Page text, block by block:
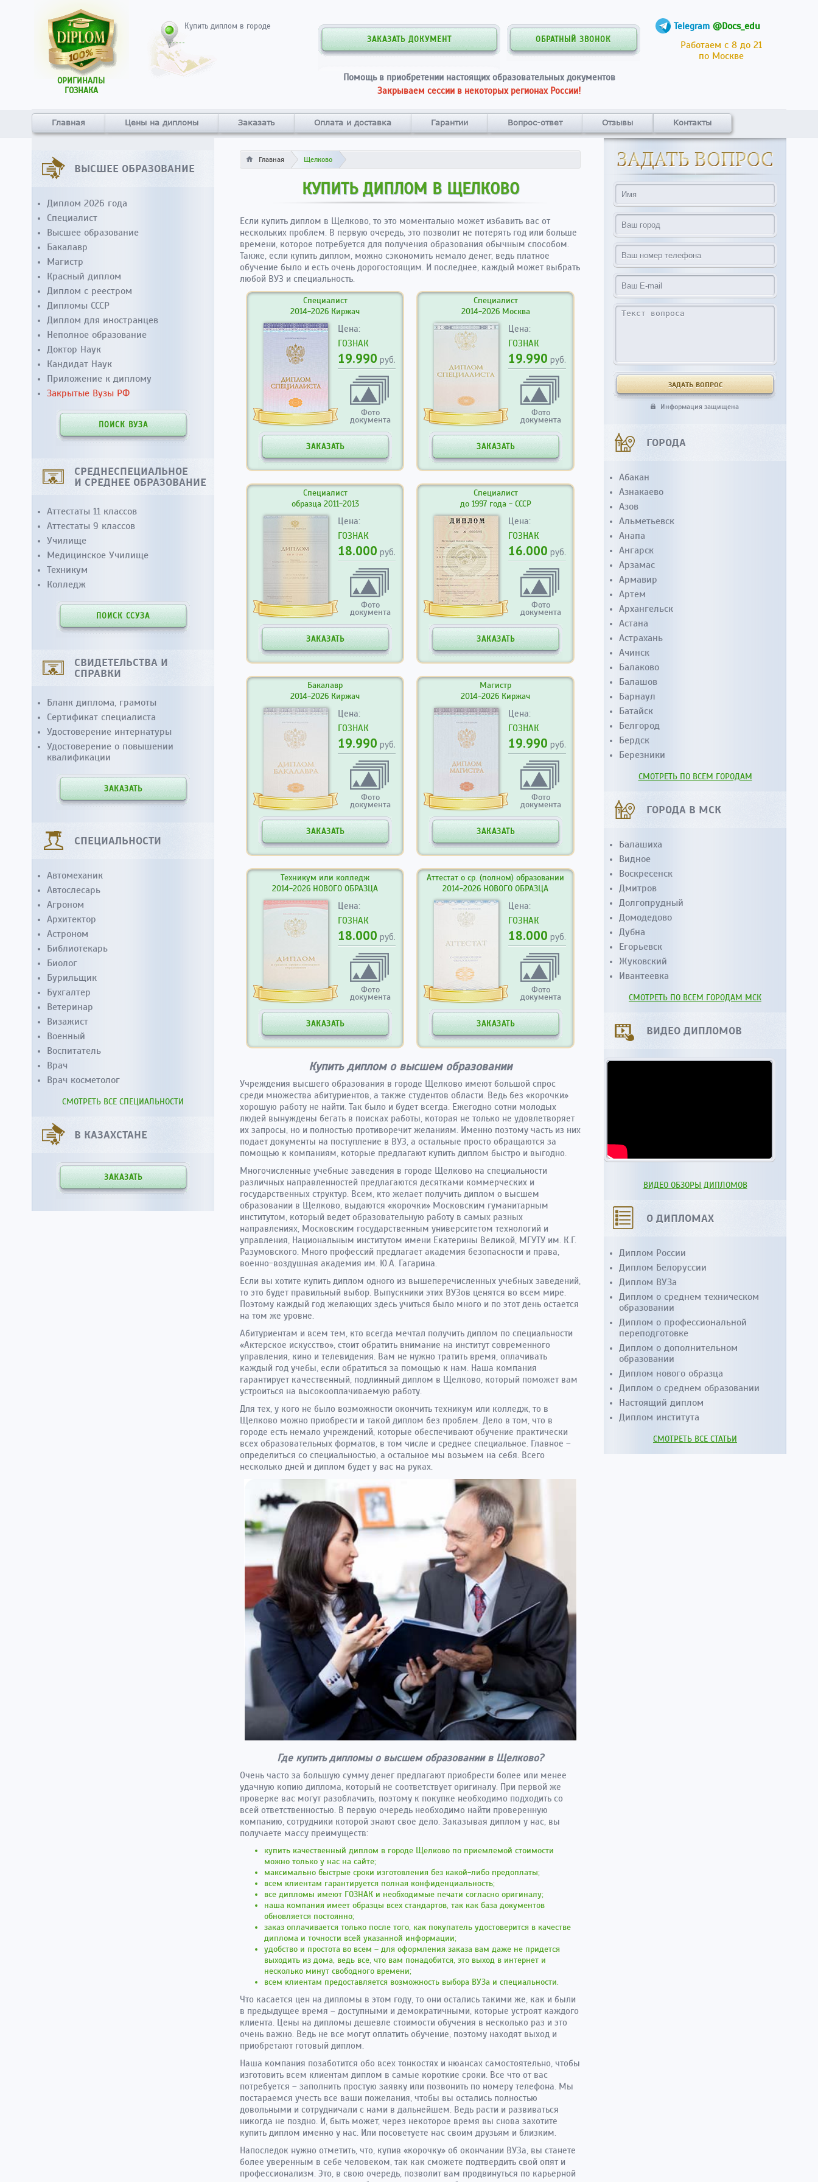
ОРИГИНАЛЫ
ГОЗНАКА
Купить диплом в городе Telegram @Docs_edu
Работаем с 8 до 21
по Москве
ЗАКАЗАТЬ ДОКУМЕНТ ОБРАТНЫЙ ЗВОНОК
Помощь в приобретении настоящих образовательных документов
Закрываем сессии в некоторых регионах России!
Главная Цены на дипломы Заказать Оплата и доставка Гарантии Вопрос-ответ Отзывы Контакты
Главная Щелково
КУПИТЬ ДИПЛОМ В ЩЕЛКОВО
Если купить диплом в Щелково, то это моментально может избавить вас от
нескольких проблем. В первую очередь, это позволит не потерять год или больше
времени, которое потребуется для получения образования обычным способом.
Также, если купить диплом, можно сэкономить немало денег, ведь платное
обучение было и есть очень дорогостоящим. И последнее, каждый может выбрать
любой ВУЗ и специальность.
Специалист
2014-2026 Киржач
Цена:
ГОЗНАК
19.990 руб.
Фото
документа
ЗАКАЗАТЬ
Специалист
2014-2026 Москва
Цена:
ГОЗНАК
19.990 руб.
Фото
документа
ЗАКАЗАТЬ
Специалист
образца 2011-2013
Цена:
ГОЗНАК
18.000 руб.
Фото
документа
ЗАКАЗАТЬ
Специалист
до 1997 года - СССР
Цена:
ГОЗНАК
16.000 руб.
Фото
документа
ЗАКАЗАТЬ
Бакалавр
2014-2026 Киржач
Цена:
ГОЗНАК
19.990 руб.
Фото
документа
ЗАКАЗАТЬ
Магистр
2014-2026 Киржач
Цена:
ГОЗНАК
19.990 руб.
Фото
документа
ЗАКАЗАТЬ
Техникум или колледж
2014-2026 НОВОГО ОБРАЗЦА
Цена:
ГОЗНАК
18.000 руб.
Фото
документа
ЗАКАЗАТЬ
Аттестат о ср. (полном) образовании
2014-2026 НОВОГО ОБРАЗЦА
Цена:
ГОЗНАК
18.000 руб.
Фото
документа
ЗАКАЗАТЬ
Купить диплом о высшем образовании
Учреждения высшего образования в городе Щелково имеют большой спрос
среди множества абитуриентов, а также студентов области. Ведь без «корочки»
хорошую работу не найти. Так было и будет всегда. Ежегодно сотни молодых
людей вынуждены бегать в поисках работы, которая не только не удовлетворяет
их запросы, но и полностью противоречит желаниям. Именно поэтому часть из них
подает документы на поступление в ВУЗ, а остальные просто обращаются за
помощью к компаниям, которые предлагают купить диплом быстро и выгодно.
Многочисленные учебные заведения в городе Щелково на специальности
различных направленностей предлагаются десятками коммерческих и
государственных структур. Всем, кто желает получить диплом о высшем
образовании в Щелково, выдаются «корочки» Московским гуманитарным
институтом, который ведет образовательную работу в самых разных
направлениях, Московским государственным университетом технологий и
управления, Национальным институтом имени Екатерины Великой, МГУТУ им. К.Г.
Разумовского. Много профессий предлагает академия безопасности и права,
военно-воздушная академия им. Ю.А. Гагарина.
Если вы хотите купить диплом одного из вышеперечисленных учебных заведений,
то это будет правильный выбор. Выпускники этих ВУЗов ценятся во всем мире.
Поэтому каждый год желающих здесь учиться было много и по этот день остается
на том же уровне.
Абитуриентам и всем тем, кто всегда мечтал получить диплом по специальности
«Актерское искусство», стоит обратить внимание на институт современного
управления, кино и телевидения. Вам не нужно тратить время, оплачивать
каждый год учебы, если обратиться за помощью к нам. Наша компания
гарантирует качественный, подлинный диплом в Щелково, который поможет вам
устроиться на высокооплачиваемую работу.
Для тех, у кого не было возможности окончить техникум или колледж, то в
Щелково можно приобрести и такой диплом без проблем. Дело в том, что в
городе есть немало учреждений, которые обеспечивают обучение практически
всех образовательных форматов, в том числе и среднее специальное. Главное –
определиться со специальностью, а остальное мы возьмем на себя. Всего
несколько дней и диплом будет у вас на руках.
Где купить дипломы о высшем образовании в Щелково?
Очень часто за большую сумму денег предлагают приобрести более или менее
удачную копию диплома, который не соответствует оригиналу. При первой же
проверке вас могут разоблачить, поэтому к покупке необходимо подходить со
всей ответственностью. В первую очередь необходимо найти проверенную
компанию, сотрудники которой знают свое дело. Заказывая диплом у нас, вы
получаете массу преимуществ:
купить качественный диплом в городе Щелково по приемлемой стоимости
можно только у нас на сайте;
максимально быстрые сроки изготовления без какой-либо предоплаты;
всем клиентам гарантируется полная конфиденциальность;
все дипломы имеют ГОЗНАК и необходимые печати согласно оригиналу;
наша компания имеет образцы всех стандартов, так как база документов
обновляется постоянно;
заказ оплачивается только после того, как покупатель удостоверится в качестве
диплома и точности всей указанной информации;
удобство и простота во всем – для оформления заказа вам даже не придется
выходить из дома, ведь все, что вам понадобится, это выход в интернет и
несколько минут свободного времени;
всем клиентам предоставляется возможность выбора ВУЗа и специальности.
Что касается цен на дипломы в этом году, то они остались такими же, как и были
в предыдущее время – доступными и демократичными, которые устроят каждого
клиента. Цены на дипломы дешевле стоимости обучения в несколько раз и это
очень важно. Ведь не все могут оплатить обучение, поэтому находят выход и
приобретают готовый диплом.
Наша компания позаботится обо всех тонкостях и нюансах самостоятельно, чтобы
изготовить всем клиентам диплом в самые короткие сроки. Все что от вас
потребуется – заполнить простую заявку или позвонить по номеру телефона. Мы
постараемся учесть все ваши пожелания, чтобы вы остались полностью
довольными и сотрудничали с нами в дальнейшем. Ведь расти и развиваться
никогда не поздно. И, быть может, через некоторое время вы снова захотите
купить диплом именно у нас. Или посоветуете нас своим друзьям и близким.
Напоследок нужно отметить, что, купив «корочку» об окончании ВУЗа, вы станете
более уверенным в себе человеком, так как сможете подтвердить свой опят и
профессионализм. Это, в свою очередь, позволит вам продвинуться по карьерной
ВЫСШЕЕ ОБРАЗОВАНИЕ
Диплом 2026 года
Специалист
Высшее образование
Бакалавр
Магистр
Красный диплом
Диплом с реестром
Дипломы СССР
Диплом для иностранцев
Неполное образование
Доктор Наук
Кандидат Наук
Приложение к диплому
Закрытые Вузы РФ
ПОИСК ВУЗА
СРЕДНЕСПЕЦИАЛЬНОЕ
И СРЕДНЕЕ ОБРАЗОВАНИЕ
Аттестаты 11 классов
Аттестаты 9 классов
Училище
Медицинское Училище
Техникум
Колледж
ПОИСК ССУЗА
СВИДЕТЕЛЬСТВА И
СПРАВКИ
Бланк диплома, грамоты
Сертификат специалиста
Удостоверение интернатуры
Удостоверение о повышении
квалификации
ЗАКАЗАТЬ
СПЕЦИАЛЬНОСТИ
Автомеханик
Автослесарь
Агроном
Архитектор
Астроном
Библиотекарь
Биолог
Бурильщик
Бухгалтер
Ветеринар
Визажист
Военный
Воспитатель
Врач
Врач косметолог
СМОТРЕТЬ ВСЕ СПЕЦИАЛЬНОСТИ
В КАЗАХСТАНЕ
ЗАКАЗАТЬ
Информация защищена
ГОРОДА
Абакан
Азнакаево
Азов
Альметьевск
Анапа
Ангарск
Арзамас
Армавир
Артем
Архангельск
Астана
Астрахань
Ачинск
Балаково
Балашов
Барнаул
Батайск
Белгород
Бердск
Березники
СМОТРЕТЬ ПО ВСЕМ ГОРОДАМ
ГОРОДА В МСК
Балашиха
Видное
Воскресенск
Дмитров
Долгопрудный
Домодедово
Дубна
Егорьевск
Жуковский
Ивантеевка
СМОТРЕТЬ ПО ВСЕМ ГОРОДАМ МСК
ВИДЕО ДИПЛОМОВ
ВИДЕО ОБЗОРЫ ДИПЛОМОВ
О ДИПЛОМАХ
Диплом России
Диплом Белоруссии
Диплом ВУЗа
Диплом о среднем техническом
образовании
Диплом о профессиональной
переподготовке
Диплом о дополнительном
образовании
Диплом нового образца
Диплом о среднем образовании
Настоящий диплом
Диплом института
СМОТРЕТЬ ВСЕ СТАТЬИ